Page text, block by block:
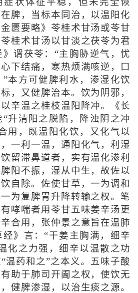
脾，当标本同治，以温阳化
匮要略》苓桂术甘汤或苓甘
桂术甘汤以甘淡之茯苓为君
谓茯苓：“主胸胁逆气，忧
下结痛，寒热烦满咳逆，口
本方可健脾利水，渗湿化饮
，又健脾治本。饮为阴邪，
辛温之桂枝温阳降冲。《长
升清阳之脱陷，降浊阴之冲
用，既温阳化饮，又化气以
一利一温，通阳化气，利湿
留滞鼻道者，实有温化渗利
阳不振，湿从中生，故佐以
自除。佐使甘草，一为调和
为复脾胃升降转输之权。笔
哮喘者用苓甘五味姜辛汤更
合用，张仲景之意旨在温肺
》言：“干姜主胸满，细辛
化之力强，细辛以温散之功
温药和之”之本义。五味子酸
助于肺司开阖之权，使饮无
健脾渗湿，以治生痰之源。